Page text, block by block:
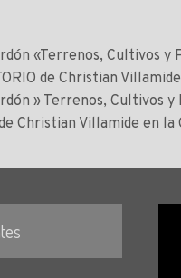
«Terrenos, Cultivos y
de Christian
» Terrenos, Cultivos
Christian Villamide en